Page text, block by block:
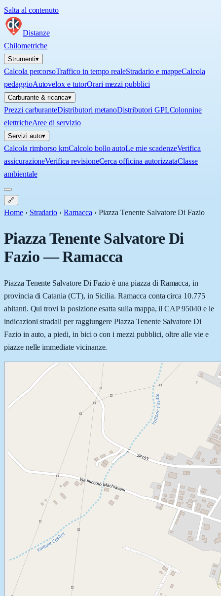
Salta al contenuto
Distanze
Chilometriche
Strumenti▾
Calcola percorsoTraffico in tempo realeStradario e mappeCalcola
pedaggioAutovelox e tutorOrari mezzi pubblici
Carburante & ricarica▾
Prezzi carburanteDistributori metanoDistributori GPLColonnine
elettricheAree di servizio
Servizi auto▾
Calcola rimborso kmCalcolo bollo autoLe mie scadenzeVerifica
assicurazioneVerifica revisioneCerca officina autorizzataClasse
ambientale
🔗
Home › Stradario › Ramacca › Piazza Tenente Salvatore Di Fazio
Piazza Tenente Salvatore Di
Fazio—Ramacca
Piazza Tenente Salvatore Di Fazio è una piazza di Ramacca, in
provincia di Catania (CT), in Sicilia. Ramacca conta circa 10.775
abitanti. Qui trovi la posizione esatta sulla mappa, il CAP 95040 e le
indicazioni stradali per raggiungere Piazza Tenente Salvatore Di
Fazio in auto, a piedi, in bici o con i mezzi pubblici, oltre alle vie e
piazze nelle immediate vicinanze.